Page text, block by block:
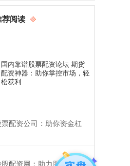
荐阅读
国内靠谱股票配资论坛 期货
配资神器：助你掌控市场，轻
松获利
配资公司：助你资金杠
配资网：助力股民稳健投